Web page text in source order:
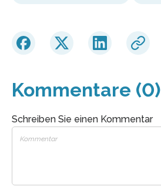
Kommentare (0)
Schreiben Sie einen Kommentar